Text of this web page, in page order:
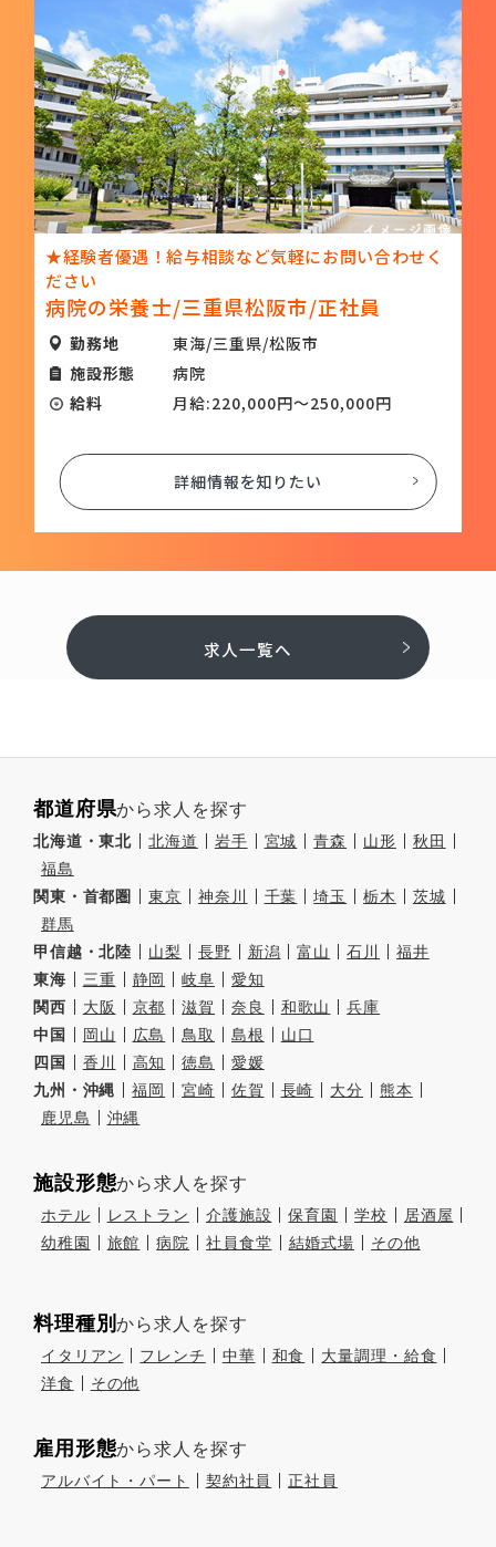
★経験者優遇！給与相談など気軽にお問い合わせく
ださい
病院の栄養士/三重県松阪市/正社員
勤務地
東海/三重県/松阪市
施設形態
病院
給料
月給:220,000円～250,000円
詳細情報を知りたい
求人一覧へ
都道府県から求人を探す
北海道・東北 北海道 岩手 宮城 青森 山形
秋田
福島
関東・首都圏
東京 神奈川 千葉 埼玉 栃木
茨城
群馬
甲信越・北陸
山梨 長野 新潟 富山 石川
福井
東海
三重 静岡 岐阜
愛知
関西
大阪 京都 滋賀 奈良 和歌山
兵庫
中国
岡山 広島 鳥取 島根
山口
四国
香川 高知 徳島
愛媛
九州・沖縄
福岡 宮崎 佐賀 長崎 大分
熊本
鹿児島
沖縄
施設形態から求人を探す
ホテル レストラン 介護施設 保育園 学校
居酒屋
幼稚園
旅館 病院 社員食堂 結婚式場 その他
料理種別から求人を探す
イタリアン フレンチ 中華 和食
大量調理・給食
洋食
その他
雇用形態から求人を探す
アルバイト・パート 契約社員 正社員